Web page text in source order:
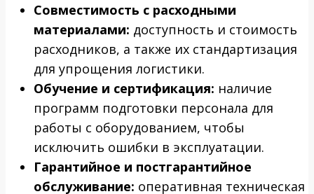
Совместимость с расходными
материалами: доступность и стоимость
расходников, а также их стандартизация
для упрощения логистики.
Обучение и сертификация: наличие
программ подготовки персонала для
работы с оборудованием, чтобы
исключить ошибки в эксплуатации.
Гарантийное и постгарантийное
обслуживание: оперативная техническая